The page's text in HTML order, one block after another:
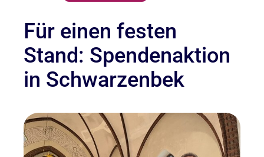
Für einen festen
Stand: Spendenaktion
in Schwarzenbek